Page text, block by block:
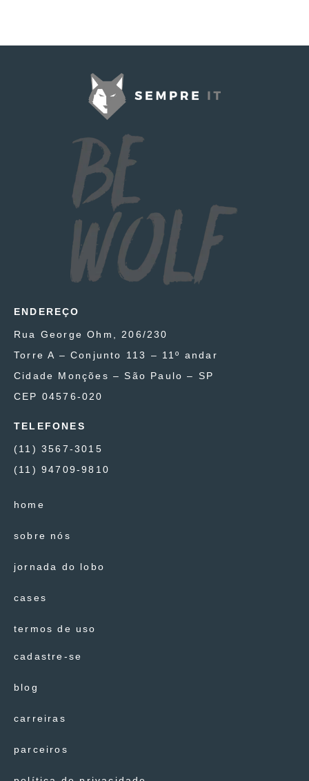
ENDEREÇO
Rua George Ohm, 206/230
Torre A – Conjunto 113 – 11º andar
Cidade Monções – São Paulo – SP
CEP 04576-020
TELEFONES
(11) 3567-3015
(11) 94709-9810
home
sobre nós
jornada do lobo
cases
termos de uso
cadastre-se
blog
carreiras
parceiros